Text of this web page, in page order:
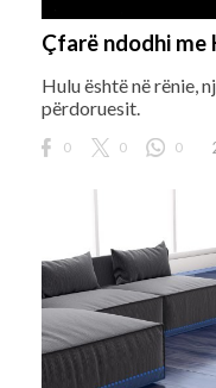
Çfarë ndodhi me
Hulu është në rënie,
përdoruesit.
0 0 0